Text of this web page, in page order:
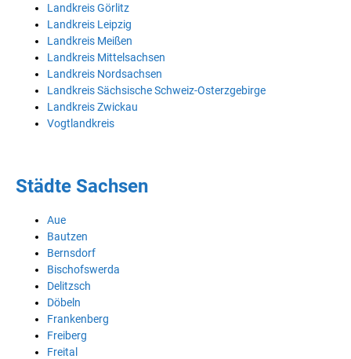
Landkreis Görlitz
Landkreis Leipzig
Landkreis Meißen
Landkreis Mittelsachsen
Landkreis Nordsachsen
Landkreis Sächsische Schweiz-Osterzgebirge
Landkreis Zwickau
Vogtlandkreis
Städte Sachsen
Aue
Bautzen
Bernsdorf
Bischofswerda
Delitzsch
Döbeln
Frankenberg
Freiberg
Freital